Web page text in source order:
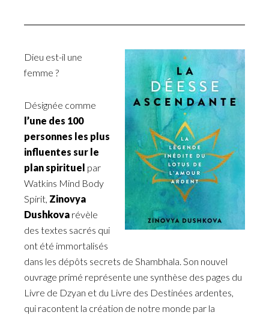
Dieu est-il une
femme ?
Désignée comme
l’une des 100
personnes les plus
influentes sur le
plan spirituel par
Watkins Mind Body
Spirit, Zinovya
Dushkova révèle
des textes sacrés qui
ont été immortalisés
dans les dépôts secrets de Shambhala. Son nouvel
ouvrage primé représente une synthèse des pages du
Livre de Dzyan et du Livre des Destinées ardentes,
qui racontent la création de notre monde par la